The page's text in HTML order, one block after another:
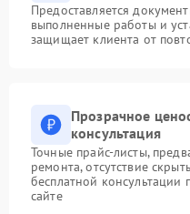
Предоставляется
выполненные работы и
защищает клиента от
Прозрачное
консультация
Точные прайс-листы,
ремонта, отсутствие
бесплатной
сайте